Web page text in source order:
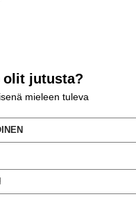
olit jutusta?
mieleen tuleva